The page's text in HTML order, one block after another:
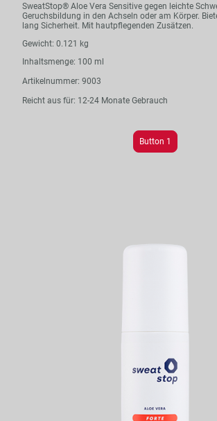
SweatStop® Aloe Vera Sensitive gegen leichte
Geruchsbildung in den Achseln oder am Körper.
lang Sicherheit. Mit hautpflegenden Zusätzen.
Gewicht: 0.121 kg
Inhaltsmenge: 100 ml
Artikelnummer: 9003
Reicht aus für: 12-24 Monate Gebrauch
Button 1